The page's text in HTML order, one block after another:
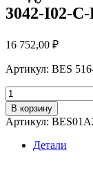
3042-I02-
16 752,00 ₽
Артикул: BES
Количество
товара
Индуктивный
датчик
Balluff
В корзину
Артикул:
Детали